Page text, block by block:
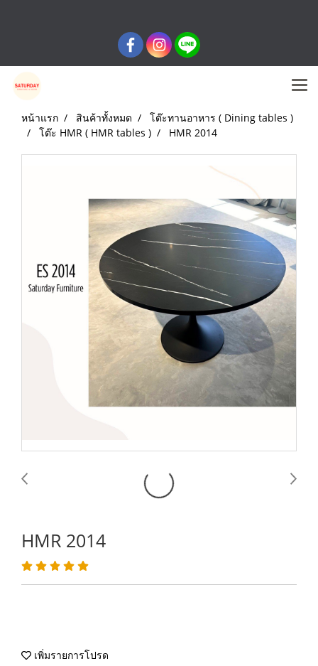
หน้าแรก สินค้าทั้งหมด
โต๊ะทานอาหาร ( Dining tables )
โต๊ะ HMR ( HMR tables )
HMR 2014
HMR 2014
เพิ่มรายการโปรด